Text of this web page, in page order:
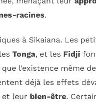
racines.
à Sikaiana. Les
Tonga, et les Fidji
l’existence même
déjà les effets
et leur bien-être.